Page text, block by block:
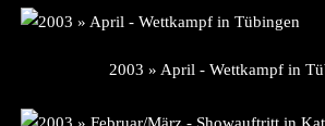
2003 » April - Wettkampf in